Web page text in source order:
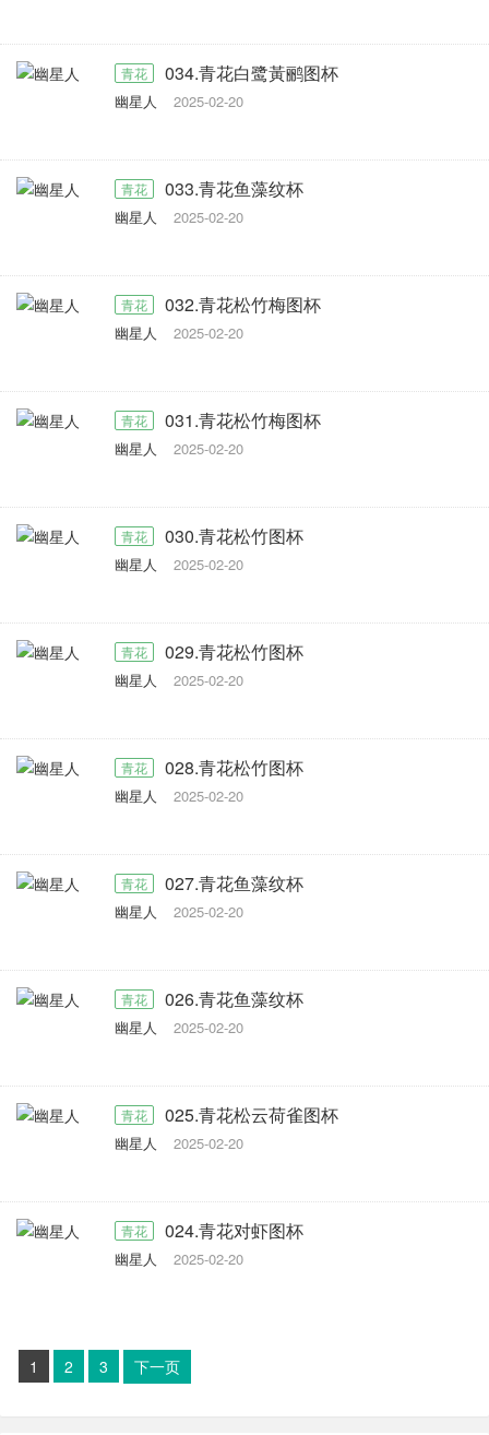
青花 034.青花白鹭黃鹂图杯
幽星人 2025-02-20
青花 033.青花鱼藻纹杯
幽星人 2025-02-20
青花 032.青花松竹梅图杯
幽星人 2025-02-20
青花 031.青花松竹梅图杯
幽星人 2025-02-20
青花 030.青花松竹图杯
幽星人 2025-02-20
青花 029.青花松竹图杯
幽星人 2025-02-20
青花 028.青花松竹图杯
幽星人 2025-02-20
青花 027.青花鱼藻纹杯
幽星人 2025-02-20
青花 026.青花鱼藻纹杯
幽星人 2025-02-20
青花 025.青花松云荷雀图杯
幽星人 2025-02-20
青花 024.青花对虾图杯
幽星人 2025-02-20
1 2 3 下一页